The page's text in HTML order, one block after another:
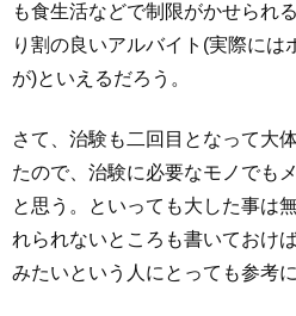
も食生活などで制限がかせられ
り割の良いアルバイト(実際には
が)といえるだろう。
さて、治験も二回目となって大
たので、治験に必要なモノでも
と思う。といっても大した事は
れられないところも書いておけ
みたいという人にとっても参考